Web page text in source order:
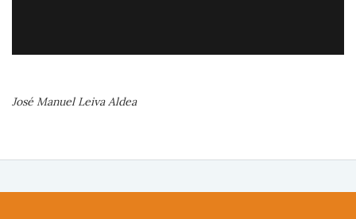
José Manuel Leiva Aldea